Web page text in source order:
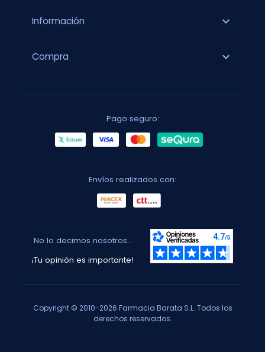
Información expand_more
Compra expand_more
Pago seguro:
Envíos realizados con:
No lo decimos nosotros...
¡Tu opinión es importante!
Copyright © 2010-2026 Farmacia Barata S.L. Todos los
derechos reservados.